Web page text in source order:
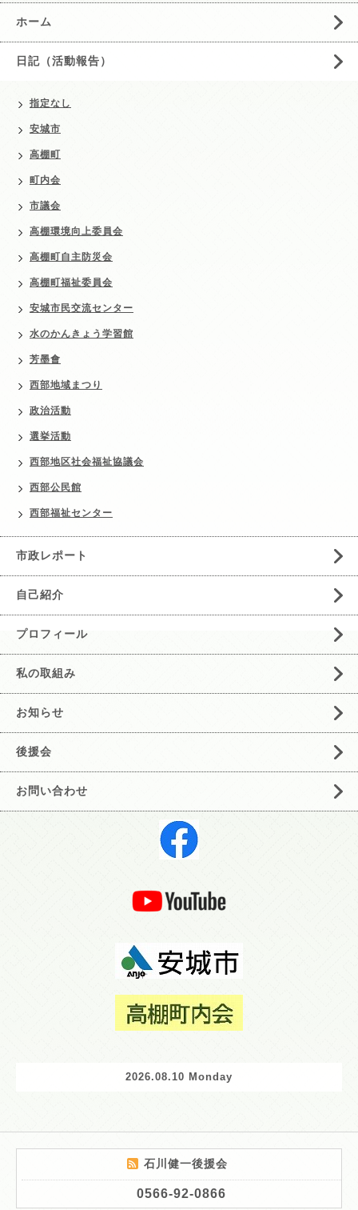
ホーム
日記（活動報告）
指定なし
安城市
高棚町
町内会
市議会
高棚環境向上委員会
高棚町自主防災会
高棚町福祉委員会
安城市民交流センター
水のかんきょう学習館
芳墨會
西部地域まつり
政治活動
選挙活動
西部地区社会福祉協議会
西部公民館
西部福祉センター
市政レポート
自己紹介
プロフィール
私の取組み
お知らせ
後援会
お問い合わせ
2026.08.10 Monday
石川健一後援会
0566-92-0866